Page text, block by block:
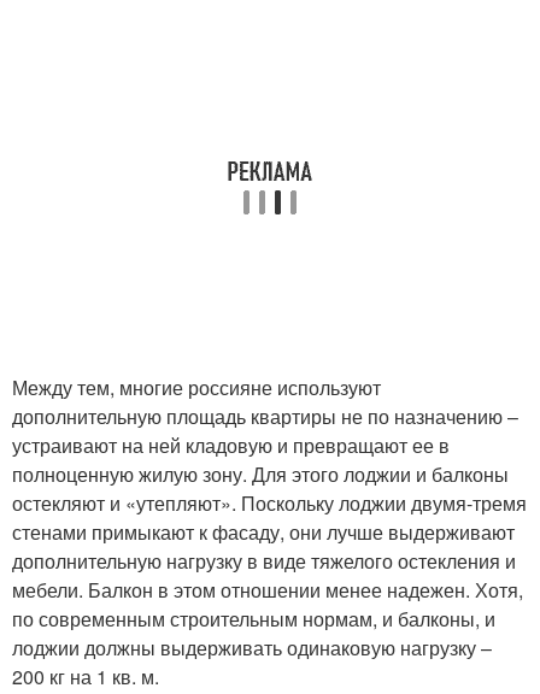
Между тем, многие россияне используют
дополнительную площадь квартиры не по назначению –
устраивают на ней кладовую и превращают ее в
полноценную жилую зону. Для этого лоджии и балконы
остекляют и «утепляют». Поскольку лоджии двумя-тремя
стенами примыкают к фасаду, они лучше выдерживают
дополнительную нагрузку в виде тяжелого остекления и
мебели. Балкон в этом отношении менее надежен. Хотя,
по современным строительным нормам, и балконы, и
лоджии должны выдерживать одинаковую нагрузку –
200 кг на 1 кв. м.